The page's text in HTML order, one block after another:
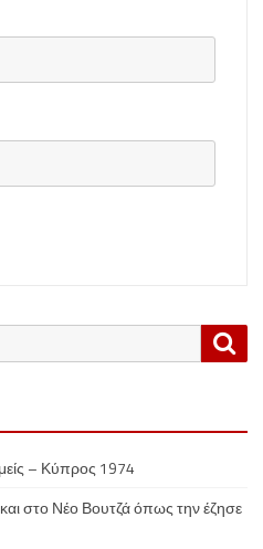
– Κύπρος 1974
στο Νέο Βουτζά όπως την έζησε